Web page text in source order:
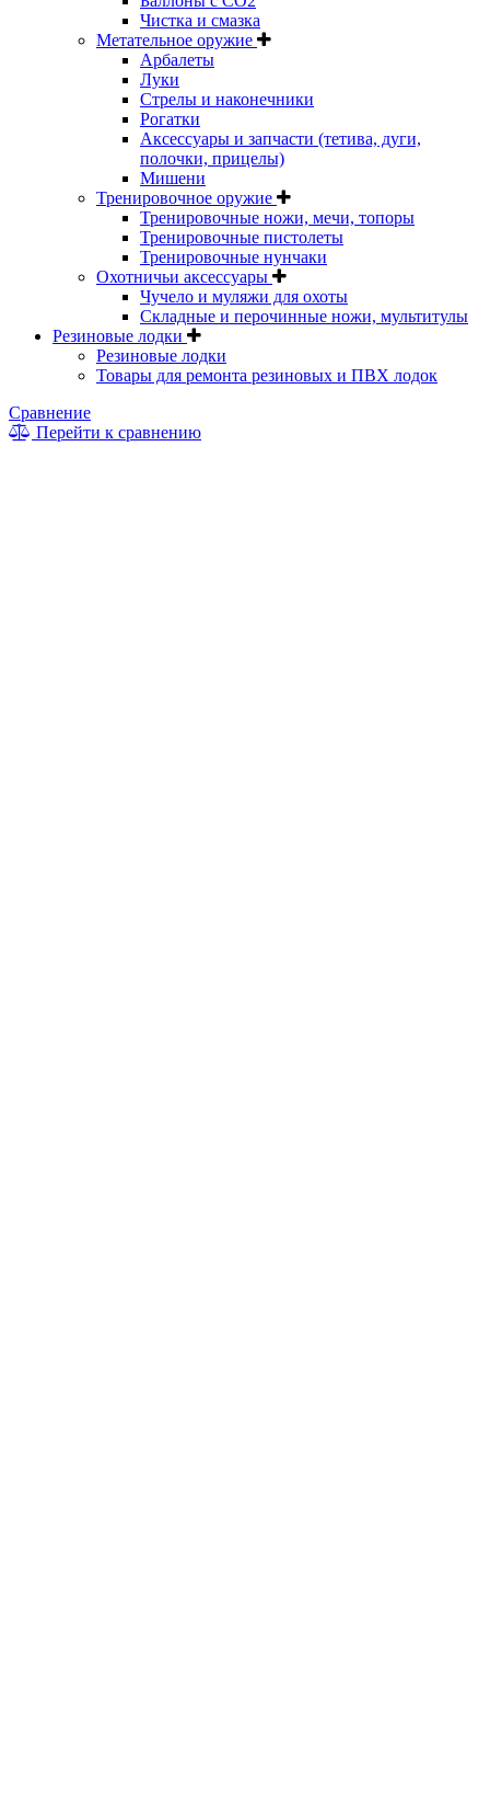
Чистка и смазка
Метательное оружие
Арбалеты
Луки
Стрелы и наконечники
Рогатки
Аксессуары и запчасти (тетива, дуги,
полочки, прицелы)
Мишени
Тренировочное оружие
Тренировочные ножи, мечи, топоры
Тренировочные пистолеты
Тренировочные нунчаки
Охотничьи аксессуары
Чучело и муляжи для охоты
Складные и перочинные ножи, мультитулы
Резиновые лодки
Резиновые лодки
Товары для ремонта резиновых и ПВХ лодок
Сравнение
Перейти к сравнению